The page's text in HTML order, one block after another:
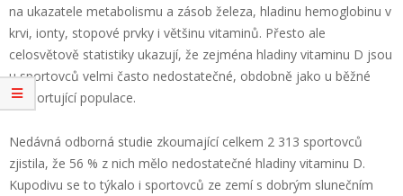
na ukazatele metabolismu a zásob železa, hladinu hemoglobinu v
krvi, ionty, stopové prvky i většinu vitaminů. Přesto ale
celosvětově statistiky ukazují, že zejména hladiny vitaminu D jsou
u sportovců velmi často nedostatečné, obdobně jako u běžné
nesportující populace.
Nedávná odborná studie zkoumající celkem 2 313 sportovců
zjistila, že 56 % z nich mělo nedostatečné hladiny vitaminu D.
Kupodivu se to týkalo i sportovců ze zemí s dobrým slunečním